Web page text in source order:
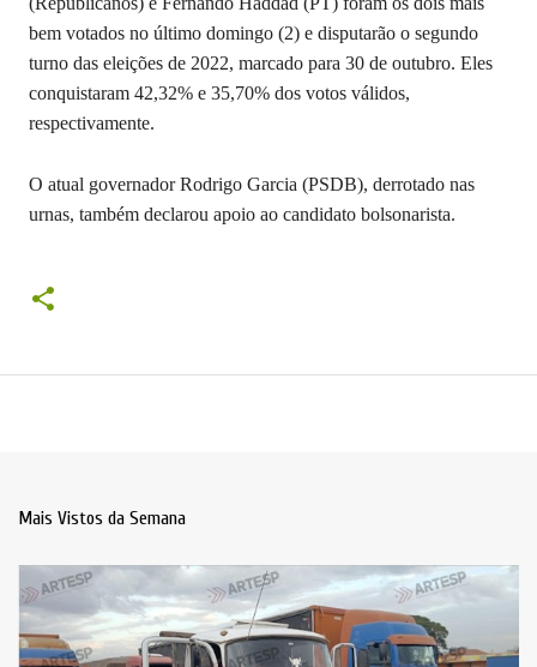
bem votados no último domingo (2) e disputarão o segundo
turno das eleições de 2022, marcado para 30 de outubro. Eles
conquistaram 42,32% e 35,70% dos votos válidos,
respectivamente.
O atual governador Rodrigo Garcia (PSDB), derrotado nas
urnas, também declarou apoio ao candidato bolsonarista.
Mais Vistos da Semana